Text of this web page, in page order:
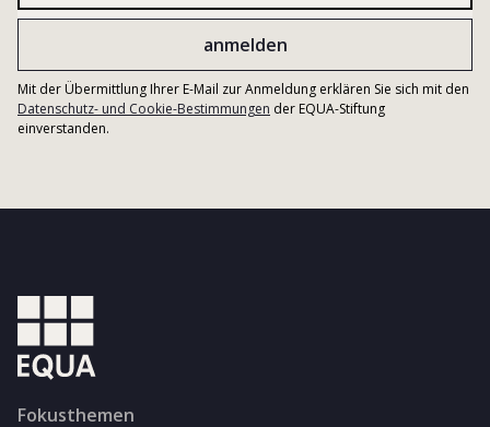
Mit der Übermittlung Ihrer E-Mail zur Anmeldung erklären Sie sich mit den
Datenschutz- und Cookie-Bestimmungen der EQUA-Stiftung
einverstanden.
Fokusthemen